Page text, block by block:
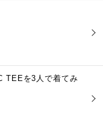
TEEを3人で着てみ